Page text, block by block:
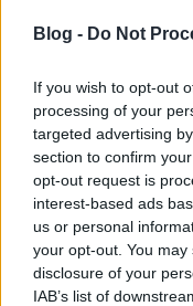
Blog - Do Not
If you wish to opt-out
processing of your
targeted advertising
section to confirm
opt-out request is
interest-based ads
us or personal
your opt-out. You
disclosure of your
IAB’s list of
IdősebbKenny
prototípust próbál
Brookes
fullthrottle •2012. április 15.
A tizennegyedik
rakétázott az élre
thruxtoni második